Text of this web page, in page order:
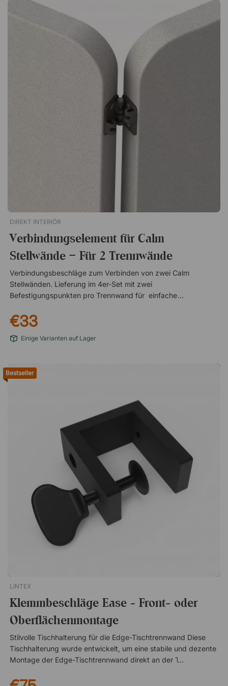
regelmäßig genutzt und bewegt werden. Alles, was du
brauchst – in einem Set Das Set enthält Unterlegscheiben,
Stifte und Schrauben für die Montage sowie ein Werkzeug für
den direkten Einsatz. Zusätzliche Teile sind nicht erforderlich,
und die Montage erfolgt schnell und unkompliziert vor
Ort. Verbindungsbeschläge zum Verbinden von drei Calm
Stellwänden. Lieferung im 6er-Set mit zwei
stabile Montage. Das Set enthält 6 Beschläge, 6 Stifte und 12
Schrauben Werkzeug zum Verbinden der Trennwände wird
DIREKT INTERIÖR
Verbindungselement für Calm
Stellwände – Für 2 Trennwände
Verbindungsbeschläge zum Verbinden von zwei Calm
Stellwänden. Lieferung im 4er-Set mit zwei
Befestigungspunkten pro Trennwand für einfache und stabile
Schrauben Werkzeug zum Verbinden der Trennwände wird
mitgeliefert
€33
Einige Varianten auf Lager
Bestseller
LINTEX
Klemmbeschläge Ease - Front- oder
Oberflächenmontage
Stilvolle Tischhalterung für die Edge-Tischtrennwand Diese
Tischhalterung wurde entwickelt, um eine stabile und dezente
Montage der Edge-Tischtrennwand direkt an der Tischplatte
die Halterung harmonisch in die Arbeitsumgebung ein und